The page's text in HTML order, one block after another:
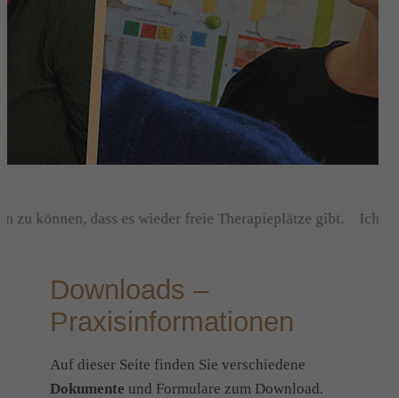
können, dass es wieder freie Therapieplätze gibt. Ich
Downloads –
Praxisinformationen
Auf dieser Seite finden Sie verschiedene
Dokumente und Formulare zum Download.